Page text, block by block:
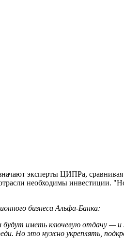
эксперты ЦИПРа,
необходимы
бизнеса Альфа-Банка:
иметь ключевую отдачу — и
Но это нужно укреплять,